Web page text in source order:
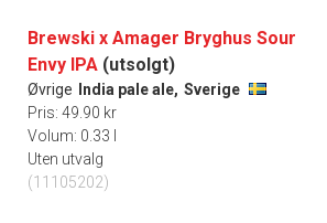
Brewski x Amager Bryghus Sour
Envy IPA (utsolgt)
Øvrige India pale ale, Sverige
Pris: 49.90 kr
Volum: 0.33 l
Uten utvalg
(11105202)